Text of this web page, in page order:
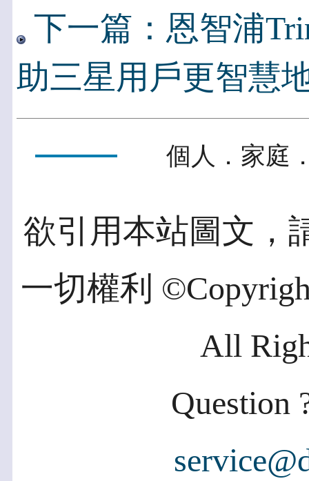
下一篇：恩智浦
助三星用戶更智慧
個人．家庭
欲引用本站圖文，
一切權利
All
Question